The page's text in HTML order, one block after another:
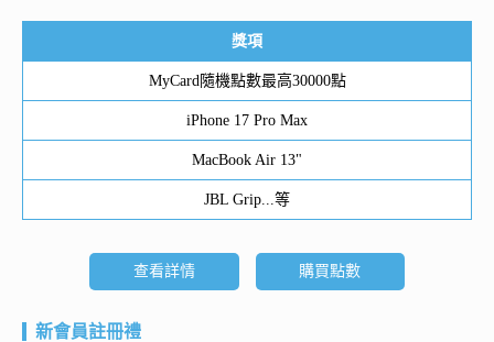
獎項
MyCard隨機點數最高30000點
iPhone 17 Pro Max
MacBook Air 13"
JBL Grip...等
查看詳情 購買點數
新會員註冊禮